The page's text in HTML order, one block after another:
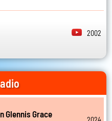
2002
Glennis Grace